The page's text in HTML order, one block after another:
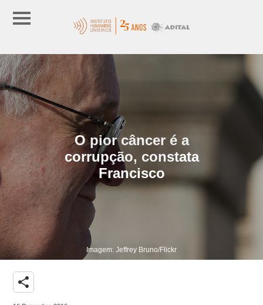
O pior câncer é a
corrupção, constata
Francisco
Imagem: Jeffrey Bruno/Flickr
share